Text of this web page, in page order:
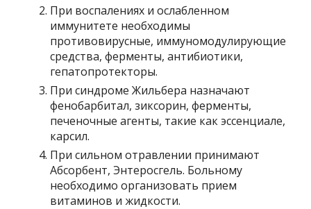
При воспалениях и ослабленном
иммунитете необходимы
противовирусные, иммуномодулирующие
средства, ферменты, антибиотики,
гепатопротекторы.
При синдроме Жильбера назначают
фенобарбитал, зиксорин, ферменты,
печеночные агенты, такие как эссенциале,
карсил.
При сильном отравлении принимают
Абсорбент, Энтеросгель. Больному
необходимо организовать прием
витаминов и жидкости.